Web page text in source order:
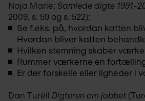
Naja Marie: Samlede digte 1991-
2009, s. 59 og s. 522):
Se f.eks. på, hvordan katten
Hvordan bliver katten
Hvilken stemning skaber
Rummer værkerne en
Er der forskelle eller ligheder i
Dan Turèll Digteren om jobbet